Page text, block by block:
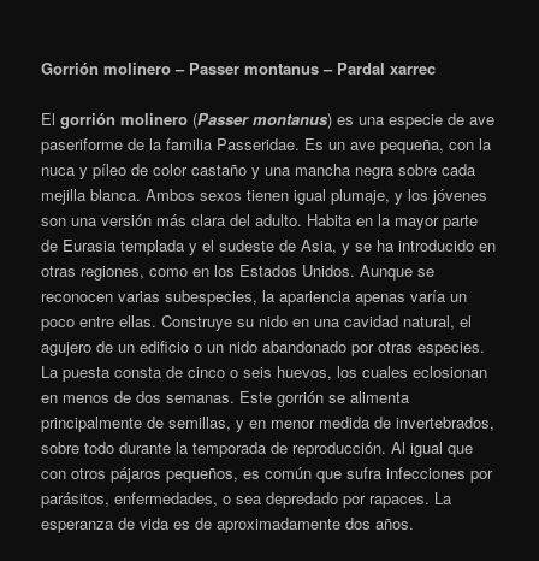
Gorrión molinero – Passer montanus – Pardal xarrec
Elgorrión molinero (Passer montanus) es una especie de ave
paseriforme de la familia Passeridae. Es un ave pequeña, con la
nuca y píleo de color castaño y una mancha negra sobre cada
mejilla blanca. Ambos sexos tienen igual plumaje, y los jóvenes
son una versión más clara del adulto. Habita en la mayor parte
de Eurasia templada y el sudeste de Asia, y se ha introducido en
otras regiones, como en los Estados Unidos. Aunque se
reconocen varias subespecies, la apariencia apenas varía un
poco entre ellas. Construye su nido en una cavidad natural, el
agujero de un edificio o un nido abandonado por otras especies.
La puesta consta de cinco o seis huevos, los cuales eclosionan
en menos de dos semanas. Este gorrión se alimenta
principalmente de semillas, y en menor medida de invertebrados,
sobre todo durante la temporada de reproducción. Al igual que
con otros pájaros pequeños, es común que sufra infecciones por
parásitos, enfermedades, o sea depredado por rapaces. La
esperanza de vida es de aproximadamente dos años.